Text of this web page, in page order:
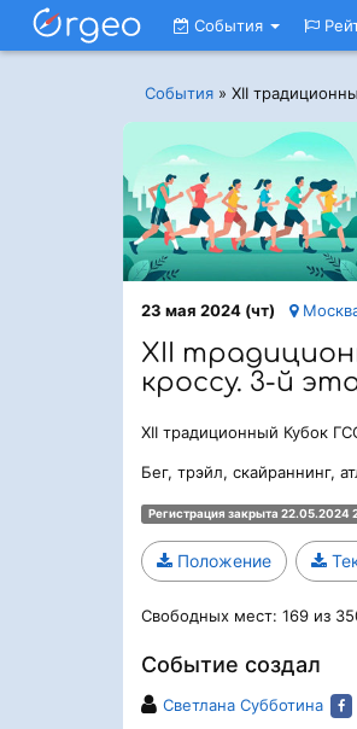
События
События » XII
23 мая 2024 (чт)
XII
кроссу. 3-й
XII традиционный Кубок
Бег, трэйл, скайраннинг,
Регистрация закрыта 22.05.2024
Положение
Свободных мест: 169 из
Событие создал
Светлана Субботина